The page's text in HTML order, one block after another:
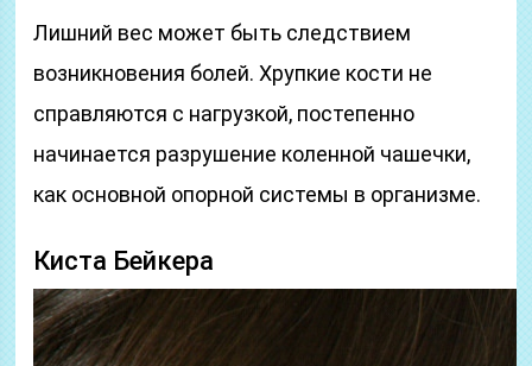
Лишний вес может быть следствием
возникновения болей. Хрупкие кости не
справляются с нагрузкой, постепенно
начинается разрушение коленной чашечки,
как основной опорной системы в организме.
Киста Бейкера